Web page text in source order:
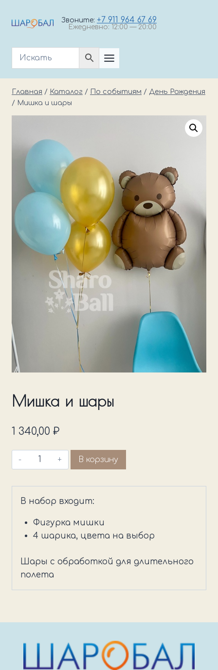
Звоните: +7 911 964 67 69
Ежедневно: 12:00 — 20:00
Главная / Каталог / По событиям / День Рождения
/ Мишка и шары
Мишка и шары
1 340,00 ₽
Количество
товара
шары
В корзину
В набор входит:
Фигурка мишки
4 шарика, цвета на выбор
Шары с обработкой для длительного
полета